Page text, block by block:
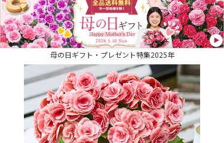
母の日ギフト・プレゼント特集2025年